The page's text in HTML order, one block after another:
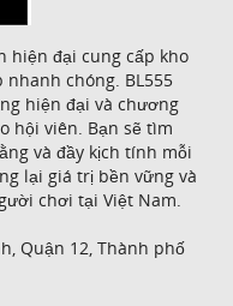
hiện đại cung cấp kho
chóng. BL555
hiện đại và chương
hội viên. Bạn sẽ tìm
và đầy kịch tính mỗi
lại giá trị bền vững và
chơi tại Việt Nam.
Quận 12, Thành phố